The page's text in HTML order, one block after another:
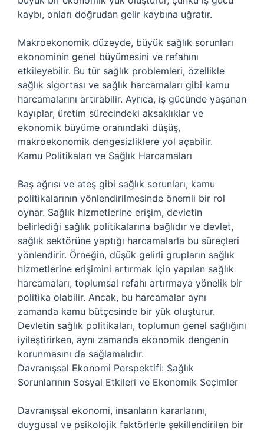
kaybı, onları doğrudan gelir kaybına uğratır.
Makroekonomik düzeyde, büyük sağlık sorunları
ekonominin genel büyümesini ve refahını
etkileyebilir. Bu tür sağlık problemleri, özellikle
sağlık sigortası ve sağlık harcamaları gibi kamu
harcamalarını artırabilir. Ayrıca, iş gücünde yaşanan
kayıplar, üretim sürecindeki aksaklıklar ve
ekonomik büyüme oranındaki düşüş,
makroekonomik dengesizliklere yol açabilir.
Kamu Politikaları ve Sağlık Harcamaları
Baş ağrısı ve ateş gibi sağlık sorunları, kamu
politikalarının yönlendirilmesinde önemli bir rol
oynar. Sağlık hizmetlerine erişim, devletin
belirlediği sağlık politikalarına bağlıdır ve devlet,
sağlık sektörüne yaptığı harcamalarla bu süreçleri
yönlendirir. Örneğin, düşük gelirli grupların sağlık
hizmetlerine erişimini artırmak için yapılan sağlık
harcamaları, toplumsal refahı artırmaya yönelik bir
politika olabilir. Ancak, bu harcamalar aynı
zamanda kamu bütçesinde bir yük oluşturur.
Devletin sağlık politikaları, toplumun genel sağlığını
iyileştirirken, aynı zamanda ekonomik dengenin
korunmasını da sağlamalıdır.
Davranışsal Ekonomi Perspektifi: Sağlık
Sorunlarının Sosyal Etkileri ve Ekonomik Seçimler
Davranışsal ekonomi, insanların kararlarını,
duygusal ve psikolojik faktörlerle şekillendirilen bir